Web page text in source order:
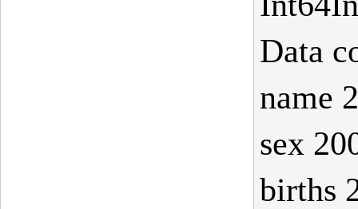
Data
name
sex
births